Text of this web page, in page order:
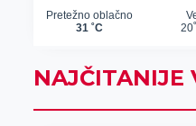
NAJČITANIJE